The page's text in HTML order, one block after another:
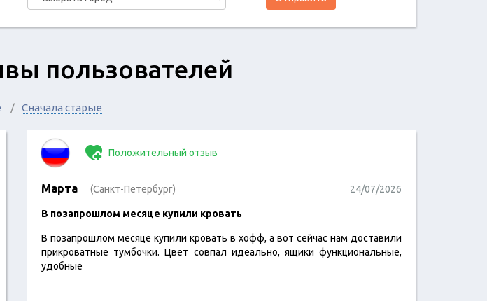
пользователей
Сначала старые
читать отзыв
Положительный отзыв
Марта (Санкт-Петербург) 24/07/2026
В позапрошлом месяце купили кровать
В позапрошлом месяце купили кровать в хофф, а вот сейчас нам доставили
прикроватные тумбочки. Цвет совпал идеально, ящики функциональные,
удобные